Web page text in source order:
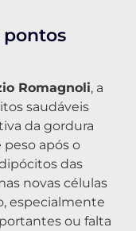
pontos
Romagnoli, a
saudáveis
da gordura
após o
das
novas células
especialmente
ou falta